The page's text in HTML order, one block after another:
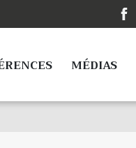
MÉDIAS